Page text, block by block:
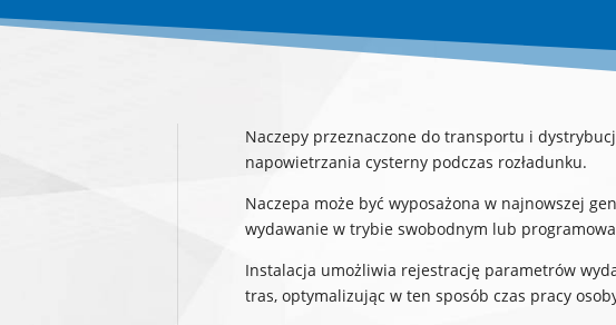
Naczepy przeznaczone do transportu i
napowietrzania cysterny podczas rozładunku.
Naczepa może być wyposażona w najnowszej
wydawanie w trybie swobodnym lub
Instalacja umożliwia rejestrację parametrów
tras, optymalizując w ten sposób czas pracy